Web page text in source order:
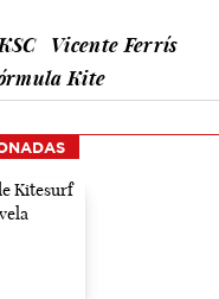
Vicente Ferrís
Kite